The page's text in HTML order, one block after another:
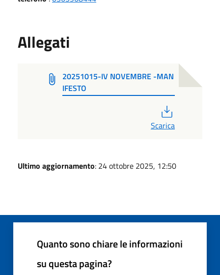
Allegati
20251015-IV NOVEMBRE -MAN
IFESTO
Scarica
Ultimo aggiornamento: 24 ottobre 2025, 12:50
Quanto sono chiare le informazioni
su questa pagina?